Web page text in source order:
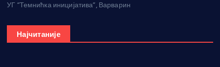
УГ “Темнићка иницијатива”, Варварин
Најчитаније